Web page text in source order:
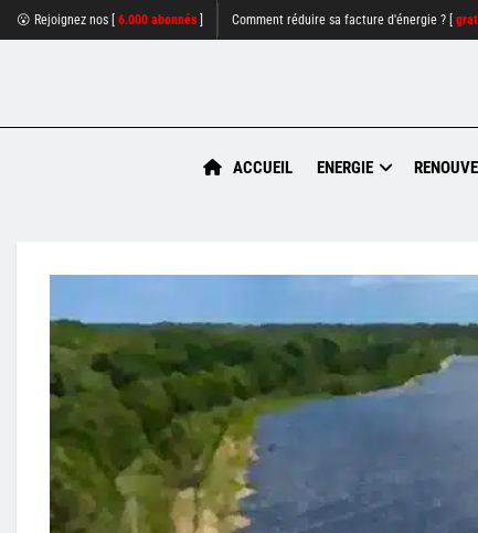
😮 Rejoignez nos [ 6.000 abonnés Comment réduire sa facture d'énergie ? [
ACCUEIL ENERGIE